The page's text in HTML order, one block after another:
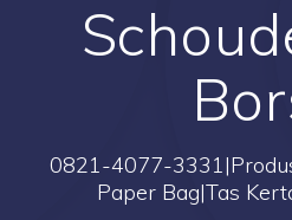
0821-4077-
Paper Bag|Tas